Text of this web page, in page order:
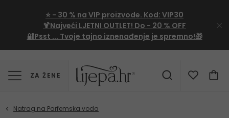
⭐ - 30 % na VIP proizvode. Kod: VIP30
🍹Najveći LJETNI OUTLET! Do - 20 % OFF
🔐Psst ... Tvoje tajno iznenađenje je spremno!🎁
ZA ŽENE